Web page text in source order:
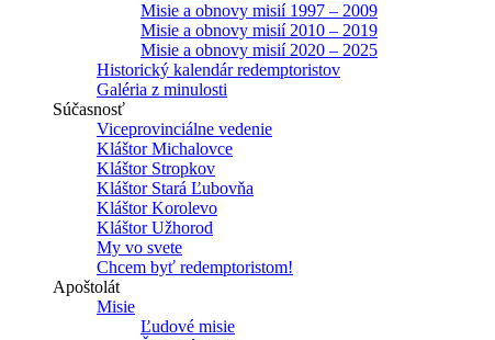
Misie a obnovy misií 1997 – 2009
Misie a obnovy misií 2010 – 2019
Misie a obnovy misií 2020 – 2025
Historický kalendár redemptoristov
Galéria z minulosti
Súčasnosť
Viceprovinciálne vedenie
Kláštor Michalovce
Kláštor Stropkov
Kláštor Stará Ľubovňa
Kláštor Korolevo
Kláštor Užhorod
My vo svete
Chcem byť redemptoristom!
Apoštolát
Misie
Ľudové misie